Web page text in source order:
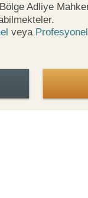
Adliye
veya